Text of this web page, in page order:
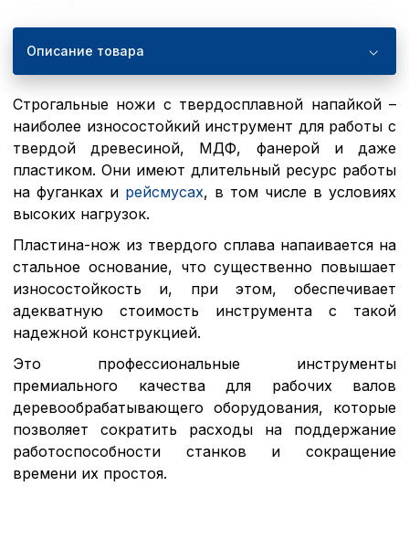
Описание товара
Строгальные ножи с твердосплавной напайкой –
наиболее износостойкий инструмент для работы с
твердой древесиной, МДФ, фанерой и даже
пластиком. Они имеют длительный ресурс работы
на фуганках и рейсмусах, в том числе в условиях
высоких нагрузок.
Пластина-нож из твердого сплава напаивается на
стальное основание, что существенно повышает
износостойкость и, при этом, обеспечивает
адекватную стоимость инструмента с такой
надежной конструкцией.
Это профессиональные инструменты
премиального качества для рабочих валов
деревообрабатывающего оборудования, которые
позволяет сократить расходы на поддержание
работоспособности станков и сокращение
времени их простоя.